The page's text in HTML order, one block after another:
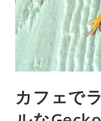
カフェで